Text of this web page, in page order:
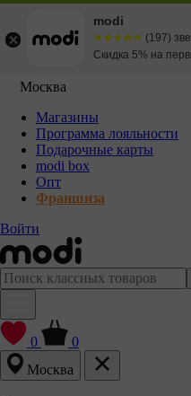
Москва
Магазины
Программа лояльности
Подарочные карты
modi box
Опт
Франшиза
Войти
0
0
Москва
modi
☆☆☆☆☆
★★★★★ (197)
Скидка 5% на